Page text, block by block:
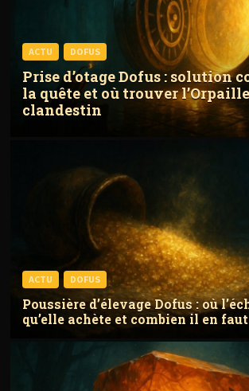
ACTU DOFUS
Prise d’otage Dofus : solution
la quête et où trouver
clandestin
ACTU DOFUS
Poussière d’élevage Dofus : où
qu’elle achète et combien il en faut